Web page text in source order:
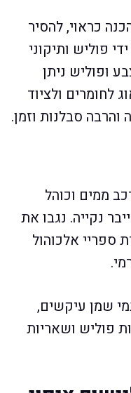
כראוי, להסיר
פוליש ותיקוני
ופוליש ניתן
לחומרים ולציוד
והרבה סבלנות וזמן.
ממים וכוהל
נקייה. נגבו את
ספריי אלכוהול
שמן עיקשים,
פוליש ושאריות